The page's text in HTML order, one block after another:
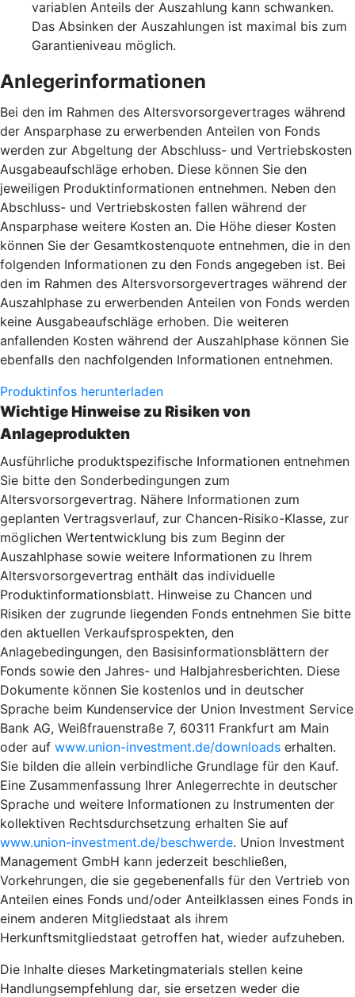
variablen Anteils der Auszahlung kann schwanken.
Das Absinken der Auszahlungen ist maximal bis zum
Garantieniveau möglich.
Anlegerinformationen
Bei den im Rahmen des Altersvorsorgevertrages während
der Ansparphase zu erwerbenden Anteilen von Fonds
werden zur Abgeltung der Abschluss- und Vertriebskosten
Ausgabeaufschläge erhoben. Diese können Sie den
jeweiligen Produktinformationen entnehmen. Neben den
Abschluss- und Vertriebskosten fallen während der
Ansparphase weitere Kosten an. Die Höhe dieser Kosten
können Sie der Gesamtkostenquote entnehmen, die in den
folgenden Informationen zu den Fonds angegeben ist. Bei
den im Rahmen des Altersvorsorgevertrages während der
Auszahlphase zu erwerbenden Anteilen von Fonds werden
keine Ausgabeaufschläge erhoben. Die weiteren
anfallenden Kosten während der Auszahlphase können Sie
ebenfalls den nachfolgenden Informationen entnehmen.
Produktinfos herunterladen
Wichtige Hinweise zu Risiken von
Anlageprodukten
Ausführliche produktspezifische Informationen entnehmen
Sie bitte den Sonderbedingungen zum
Altersvorsorgevertrag. Nähere Informationen zum
geplanten Vertragsverlauf, zur Chancen-Risiko-Klasse, zur
möglichen Wertentwicklung bis zum Beginn der
Auszahlphase sowie weitere Informationen zu Ihrem
Altersvorsorgevertrag enthält das individuelle
Produktinformationsblatt. Hinweise zu Chancen und
Risiken der zugrunde liegenden Fonds entnehmen Sie bitte
den aktuellen Verkaufsprospekten, den
Anlagebedingungen, den Basisinformationsblättern der
Fonds sowie den Jahres- und Halbjahresberichten. Diese
Dokumente können Sie kostenlos und in deutscher
Sprache beim Kundenservice der Union Investment Service
Bank AG, Weißfrauenstraße 7, 60311 Frankfurt am Main
oder auf www.union-investment.de/downloads erhalten.
Sie bilden die allein verbindliche Grundlage für den Kauf.
Eine Zusammenfassung Ihrer Anlegerrechte in deutscher
Sprache und weitere Informationen zu Instrumenten der
kollektiven Rechtsdurchsetzung erhalten Sie auf
www.union-investment.de/beschwerde. Union Investment
Management GmbH kann jederzeit beschließen,
Vorkehrungen, die sie gegebenenfalls für den Vertrieb von
Anteilen eines Fonds und/oder Anteilklassen eines Fonds in
einem anderen Mitgliedstaat als ihrem
Herkunftsmitgliedstaat getroffen hat, wieder aufzuheben.
Die Inhalte dieses Marketingmaterials stellen keine
Handlungsempfehlung dar, sie ersetzen weder die